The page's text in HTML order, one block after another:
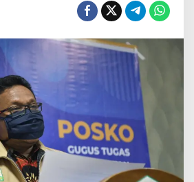
i
9
O
r
a
n
g
P
e
n